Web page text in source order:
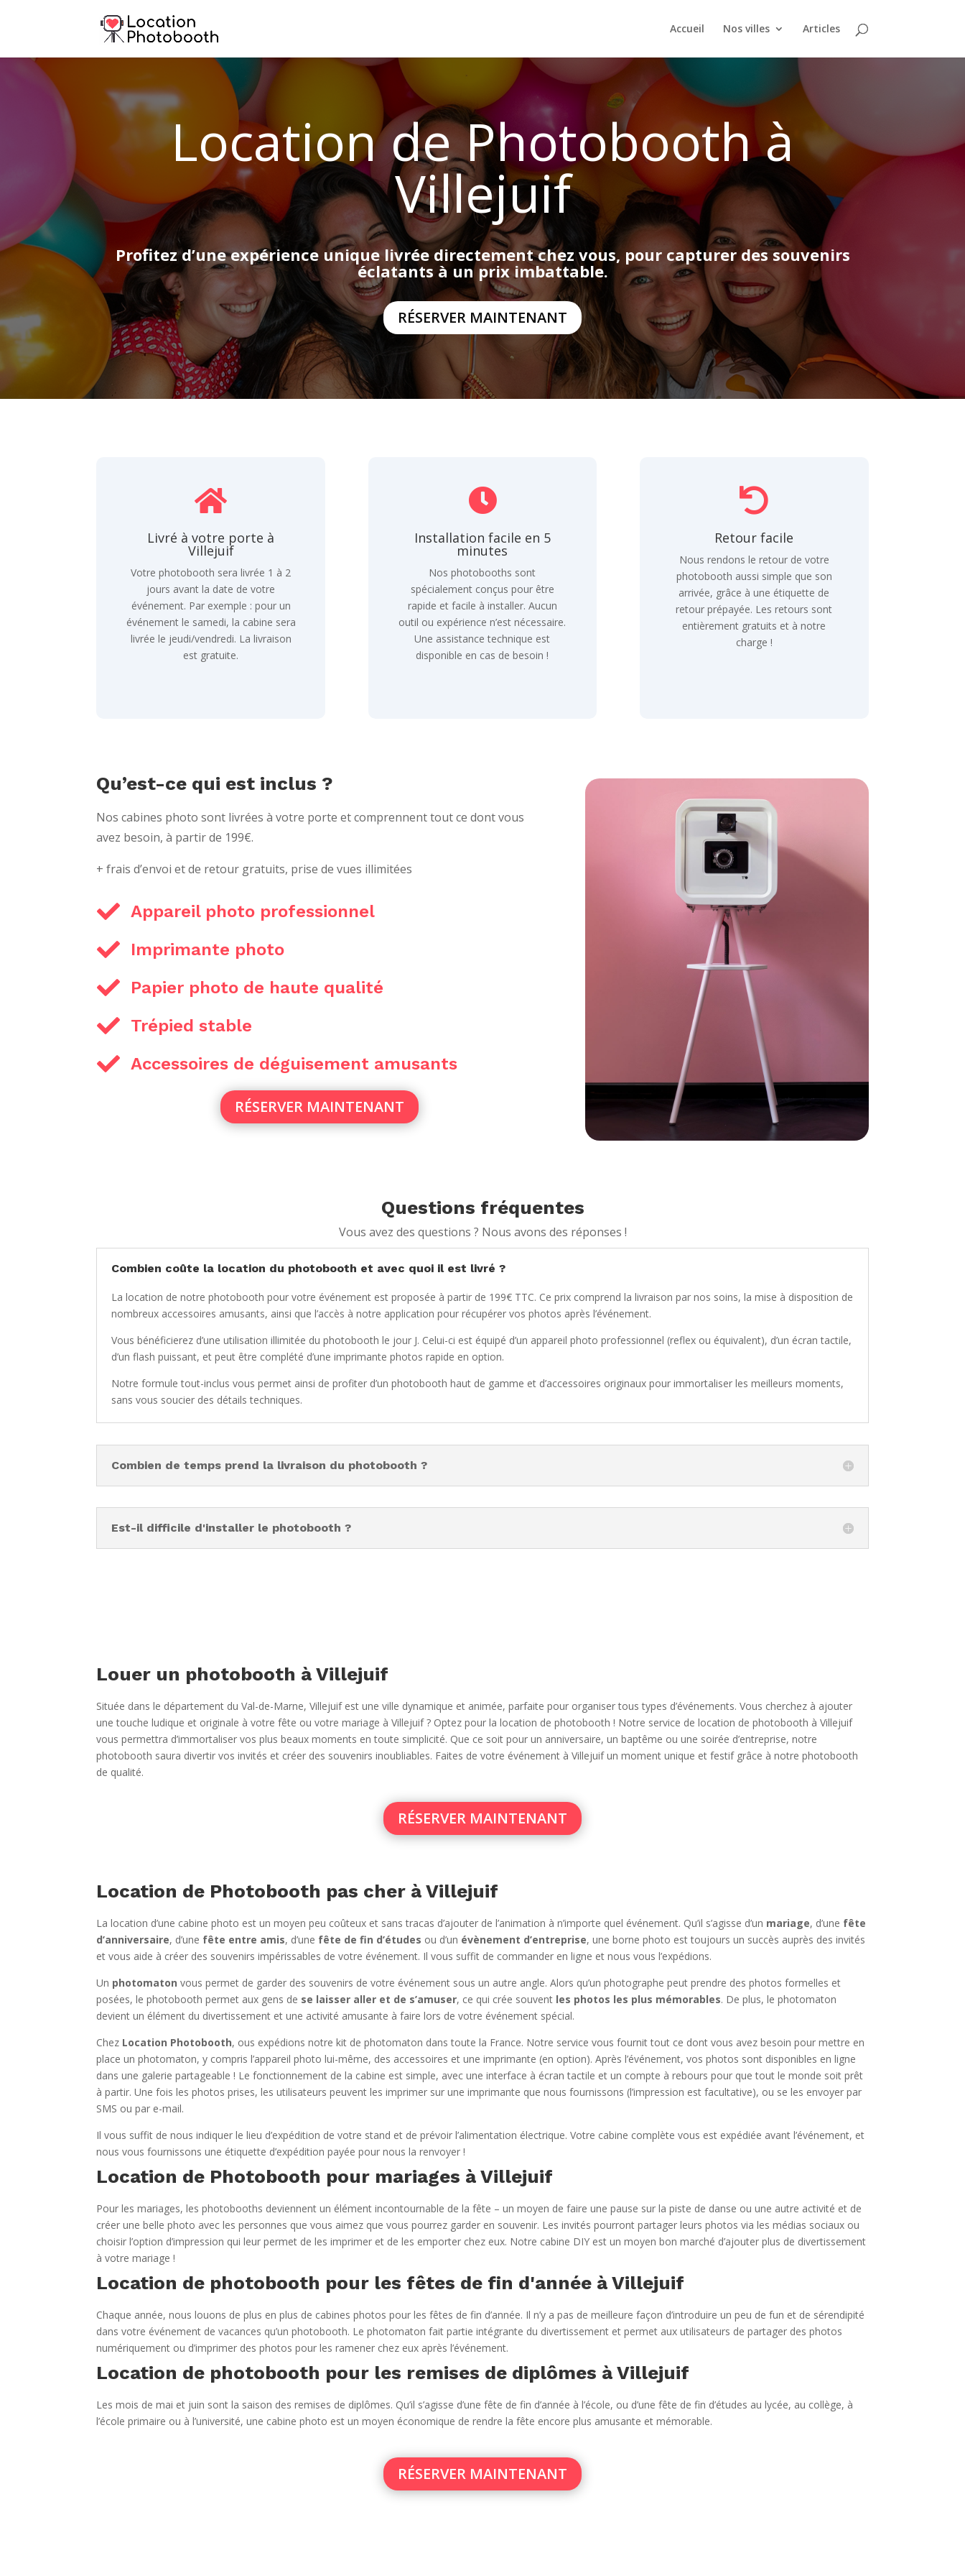
Accueil Nos villes Articles
Location de Photobooth à
Villejuif
Profitez d’une expérience unique livrée directement chez vous, pour capturer des souvenirs
éclatants à un prix imbattable.
RÉSERVER MAINTENANT

Livré à votre porte à
Villejuif
Votre photobooth sera livrée 1 à 2
jours avant la date de votre
événement. Par exemple : pour un
événement le samedi, la cabine sera
livrée le jeudi/vendredi. La livraison
est gratuite.

Installation facile en 5
minutes
Nos photobooths sont
spécialement conçus pour être
rapide et facile à installer. Aucun
outil ou expérience n’est nécessaire.
Une assistance technique est
disponible en cas de besoin !

Retour facile
Nous rendons le retour de votre
photobooth aussi simple que son
arrivée, grâce à une étiquette de
retour prépayée. Les retours sont
entièrement gratuits et à notre
charge !
Qu’est-ce qui est inclus ?
Nos cabines photo sont livrées à votre porte et comprennent tout ce dont vous
avez besoin, à partir de 199€.
+ frais d’envoi et de retour gratuits, prise de vues illimitées
 Appareil photo professionnel
 Imprimante photo
 Papier photo de haute qualité
 Trépied stable
 Accessoires de déguisement amusants
RÉSERVER MAINTENANT
Questions fréquentes
Vous avez des questions ? Nous avons des réponses !
Combien coûte la location du photobooth et avec quoi il est livré ?
La location de notre photobooth pour votre événement est proposée à partir de 199€ TTC. Ce prix comprend la livraison par nos soins, la mise à disposition de
nombreux accessoires amusants, ainsi que l’accès à notre application pour récupérer vos photos après l’événement.
Vous bénéficierez d’une utilisation illimitée du photobooth le jour J. Celui-ci est équipé d’un appareil photo professionnel (reflex ou équivalent), d’un écran tactile,
d’un flash puissant, et peut être complété d’une imprimante photos rapide en option.
Notre formule tout-inclus vous permet ainsi de profiter d’un photobooth haut de gamme et d’accessoires originaux pour immortaliser les meilleurs moments,
sans vous soucier des détails techniques.
Combien de temps prend la livraison du photobooth ?
Est-il difficile d'installer le photobooth ?
Louer un photobooth à Villejuif
Située dans le département du Val-de-Marne, Villejuif est une ville dynamique et animée, parfaite pour organiser tous types d’événements. Vous cherchez à ajouter
une touche ludique et originale à votre fête ou votre mariage à Villejuif ? Optez pour la location de photobooth ! Notre service de location de photobooth à Villejuif
vous permettra d’immortaliser vos plus beaux moments en toute simplicité. Que ce soit pour un anniversaire, un baptême ou une soirée d’entreprise, notre
photobooth saura divertir vos invités et créer des souvenirs inoubliables. Faites de votre événement à Villejuif un moment unique et festif grâce à notre photobooth
de qualité.
RÉSERVER MAINTENANT
Location de Photobooth pas cher à Villejuif
La location d’une cabine photo est un moyen peu coûteux et sans tracas d’ajouter de l’animation à n’importe quel événement. Qu’il s’agisse d’un mariage, d’une fête
d’anniversaire, d’une fête entre amis, d’une fête de fin d’études ou d’un évènement d’entreprise, une borne photo est toujours un succès auprès des invités
et vous aide à créer des souvenirs impérissables de votre événement. Il vous suffit de commander en ligne et nous vous l’expédions.
Un photomaton vous permet de garder des souvenirs de votre événement sous un autre angle. Alors qu’un photographe peut prendre des photos formelles et
posées, le photobooth permet aux gens de se laisser aller et de s’amuser, ce qui crée souvent les photos les plus mémorables. De plus, le photomaton
devient un élément du divertissement et une activité amusante à faire lors de votre événement spécial.
Chez Location Photobooth, ous expédions notre kit de photomaton dans toute la France. Notre service vous fournit tout ce dont vous avez besoin pour mettre en
place un photomaton, y compris l’appareil photo lui-même, des accessoires et une imprimante (en option). Après l’événement, vos photos sont disponibles en ligne
dans une galerie partageable ! Le fonctionnement de la cabine est simple, avec une interface à écran tactile et un compte à rebours pour que tout le monde soit prêt
à partir. Une fois les photos prises, les utilisateurs peuvent les imprimer sur une imprimante que nous fournissons (l’impression est facultative), ou se les envoyer par
SMS ou par e-mail.
Il vous suffit de nous indiquer le lieu d’expédition de votre stand et de prévoir l’alimentation électrique. Votre cabine complète vous est expédiée avant l’événement, et
nous vous fournissons une étiquette d’expédition payée pour nous la renvoyer !
Location de Photobooth pour mariages à Villejuif
Pour les mariages, les photobooths deviennent un élément incontournable de la fête – un moyen de faire une pause sur la piste de danse ou une autre activité et de
créer une belle photo avec les personnes que vous aimez que vous pourrez garder en souvenir. Les invités pourront partager leurs photos via les médias sociaux ou
choisir l’option d’impression qui leur permet de les imprimer et de les emporter chez eux. Notre cabine DIY est un moyen bon marché d’ajouter plus de divertissement
à votre mariage !
Location de photobooth pour les fêtes de fin d'année à Villejuif
Chaque année, nous louons de plus en plus de cabines photos pour les fêtes de fin d’année. Il n’y a pas de meilleure façon d’introduire un peu de fun et de sérendipité
dans votre événement de vacances qu’un photobooth. Le photomaton fait partie intégrante du divertissement et permet aux utilisateurs de partager des photos
numériquement ou d’imprimer des photos pour les ramener chez eux après l’événement.
Location de photobooth pour les remises de diplômes à Villejuif
Les mois de mai et juin sont la saison des remises de diplômes. Qu’il s’agisse d’une fête de fin d’année à l’école, ou d’une fête de fin d’études au lycée, au collège, à
l’école primaire ou à l’université, une cabine photo est un moyen économique de rendre la fête encore plus amusante et mémorable.
RÉSERVER MAINTENANT